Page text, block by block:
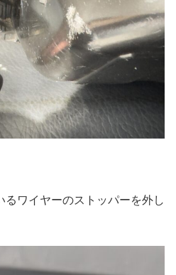
ワイヤーのストッパーを外し